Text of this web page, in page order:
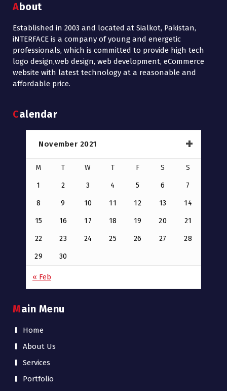
About
Established in 2003 and located at Sialkot, Pakistan,
iNTERFACE is a company of young and energetic
professionals, which is committed to provide high tech
logo design,web design, web development, eCommerce
website with latest technology at a reasonable and
affordable price.
Calendar
November 2021
M T W T F S S
1 2 3 4 5 6 7
8 9 10 11 12 13 14
15 16 17 18 19 20 21
22 23 24 25 26 27 28
29 30
« Feb
Main Menu
Home
About Us
Services
Portfolio